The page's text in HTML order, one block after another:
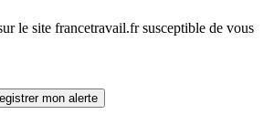
le site francetravail.fr susceptible de vous
mon alerte